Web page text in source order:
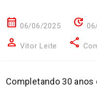
calendar_month 06/06/2025 update
person Vitor Leite share
Completando 30